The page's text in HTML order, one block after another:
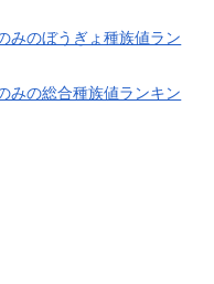
みのぼうぎょ種族値ラン
みの総合種族値ランキン